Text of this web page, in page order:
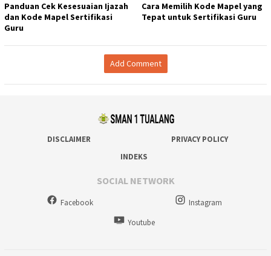
Panduan Cek Kesesuaian Ijazah
dan Kode Mapel Sertifikasi
Guru
Cara Memilih Kode Mapel yang
Tepat untuk Sertifikasi Guru
Add Comment
DISCLAIMER
PRIVACY POLICY
INDEKS
SOCIAL NETWORK
Facebook
Instagram
Youtube